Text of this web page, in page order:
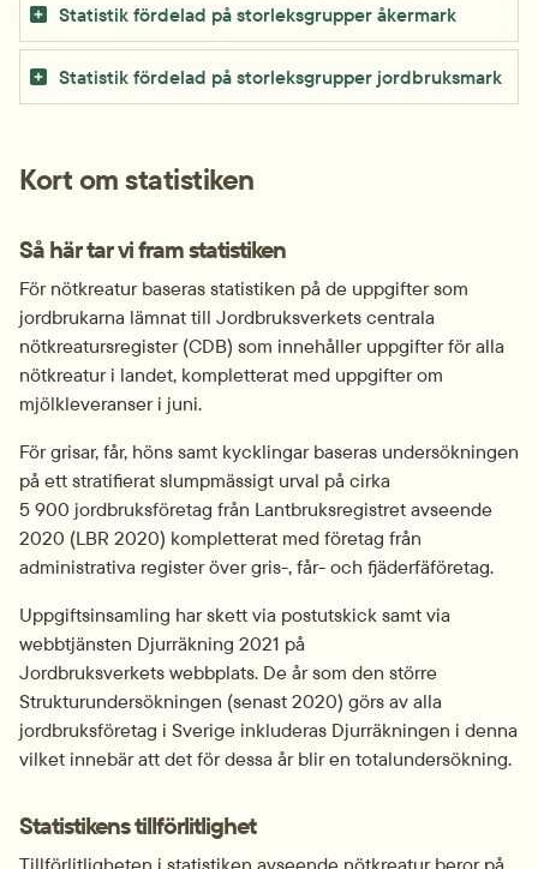
Statistik fördelad på storleksgrupper åkermark
Statistik fördelad på storleksgrupper jordbruksmark
Kort om statistiken
Så här tar vi fram statistiken
För nötkreatur baseras statistiken på de uppgifter som
jordbrukarna lämnat till Jordbruksverkets centrala
nötkreatursregister (CDB) som innehåller uppgifter för alla
nötkreatur i landet, kompletterat med uppgifter om
mjölkleveranser i juni.
För grisar, får, höns samt kycklingar baseras undersökningen
på ett stratifierat slumpmässigt urval på cirka
5 900 jordbruksföretag från Lantbruksregistret avseende
2020 (LBR 2020) kompletterat med företag från
administrativa register över gris-, får- och fjäderfäföretag.
Uppgiftsinsamling har skett via postutskick samt via
webbtjänsten Djurräkning 2021 på
Jordbruksverkets webbplats. De år som den större
Strukturundersökningen (senast 2020) görs av alla
jordbruksföretag i Sverige inkluderas Djurräkningen i denna
vilket innebär att det för dessa år blir en totalundersökning.
Statistikens tillförlitlighet
Tillförlitligheten i statistiken avseende nötkreatur beror på